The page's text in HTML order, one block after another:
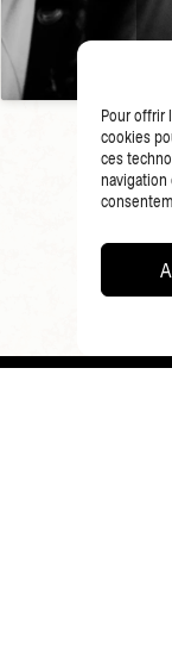
Pour offrir
cookies
ces
navigation